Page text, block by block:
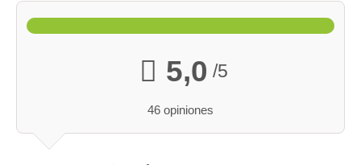
5,0 /5
46 opiniones